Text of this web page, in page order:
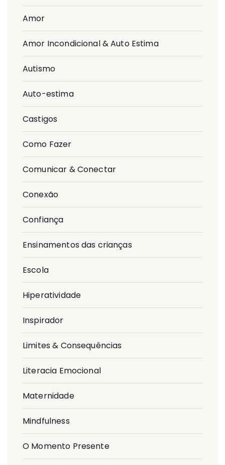
Amor
Amor Incondicional & Auto Estima
Autismo
Auto-estima
Castigos
Como Fazer
Comunicar & Conectar
Conexão
Confiança
Ensinamentos das crianças
Escola
Hiperatividade
Inspirador
Limites & Consequências
Literacia Emocional
Maternidade
Mindfulness
O Momento Presente